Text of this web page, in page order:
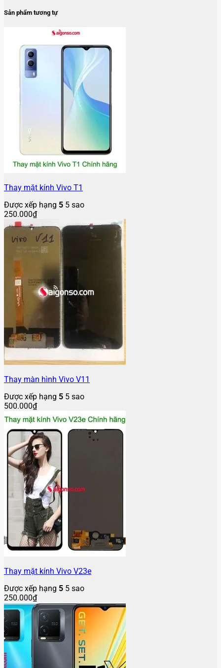
Sản phẩm tương tự
Thay mặt kính Vivo T1
Được xếp hạng 5 5 sao
250.000₫
Thay màn hình Vivo V11
Được xếp hạng 5 5 sao
500.000₫
Thay mặt kính Vivo V23e
Được xếp hạng 5 5 sao
250.000₫